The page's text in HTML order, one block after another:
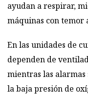
ayudan a respirar,
máquinas con temor
En las unidades de
dependen de
mientras las
la baja presión de